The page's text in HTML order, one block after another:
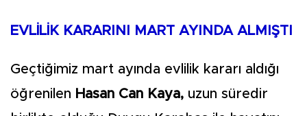
EVLİLİK KARARINI MART AYINDA ALMIŞTI
Geçtiğimiz mart ayında evlilik kararı aldığı
öğrenilen Hasan Can Kaya, uzun süredir